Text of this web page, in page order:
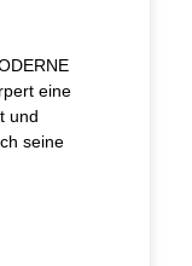
eine
und
seine